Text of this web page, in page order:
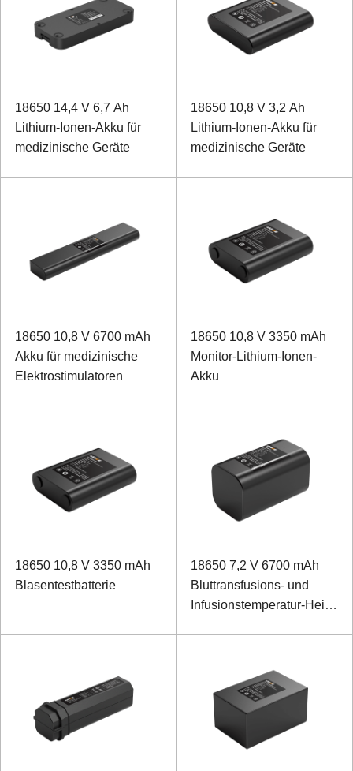
18650 14,4 V 6,7 Ah
Lithium-Ionen-Akku für
medizinische Geräte
18650 10,8 V 3,2 Ah
Lithium-Ionen-Akku für
medizinische Geräte
18650 10,8 V 6700 mAh
Akku für medizinische
Elektrostimulatoren
18650 10,8 V 3350 mAh
Monitor-Lithium-Ionen-
Akku
18650 10,8 V 3350 mAh
Blasentestbatterie
18650 7,2 V 6700 mAh
Bluttransfusions- und
Infusionstemperatur-Heiz-